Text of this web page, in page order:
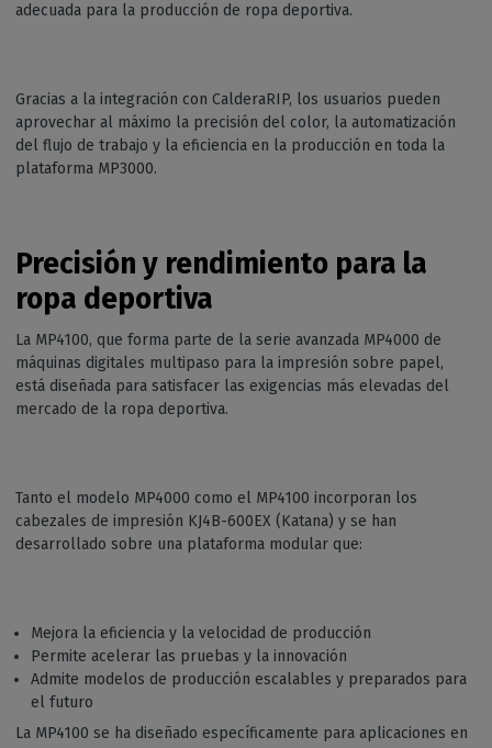
adecuada para la producción de ropa deportiva.
Gracias a la integración con CalderaRIP, los usuarios pueden
aprovechar al máximo la precisión del color, la automatización
del flujo de trabajo y la eficiencia en la producción en toda la
plataforma MP3000.
Precisión y rendimiento para la
ropa deportiva
La MP4100, que forma parte de la serie avanzada MP4000 de
máquinas digitales multipaso para la impresión sobre papel,
está diseñada para satisfacer las exigencias más elevadas del
mercado de la ropa deportiva.
Tanto el modelo MP4000 como el MP4100 incorporan los
cabezales de impresión KJ4B-600EX (Katana) y se han
desarrollado sobre una plataforma modular que:
Mejora la eficiencia y la velocidad de producción
Permite acelerar las pruebas y la innovación
Admite modelos de producción escalables y preparados para
el futuro
La MP4100 se ha diseñado específicamente para aplicaciones en